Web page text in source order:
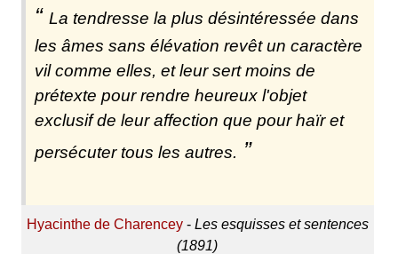
La tendresse la plus désintéressée dans
les âmes sans élévation revêt un caractère
vil comme elles, et leur sert moins de
prétexte pour rendre heureux l'objet
exclusif de leur affection que pour haïr et
persécuter tous les autres.
Hyacinthe de Charencey- Les esquisses et sentences
(1891)